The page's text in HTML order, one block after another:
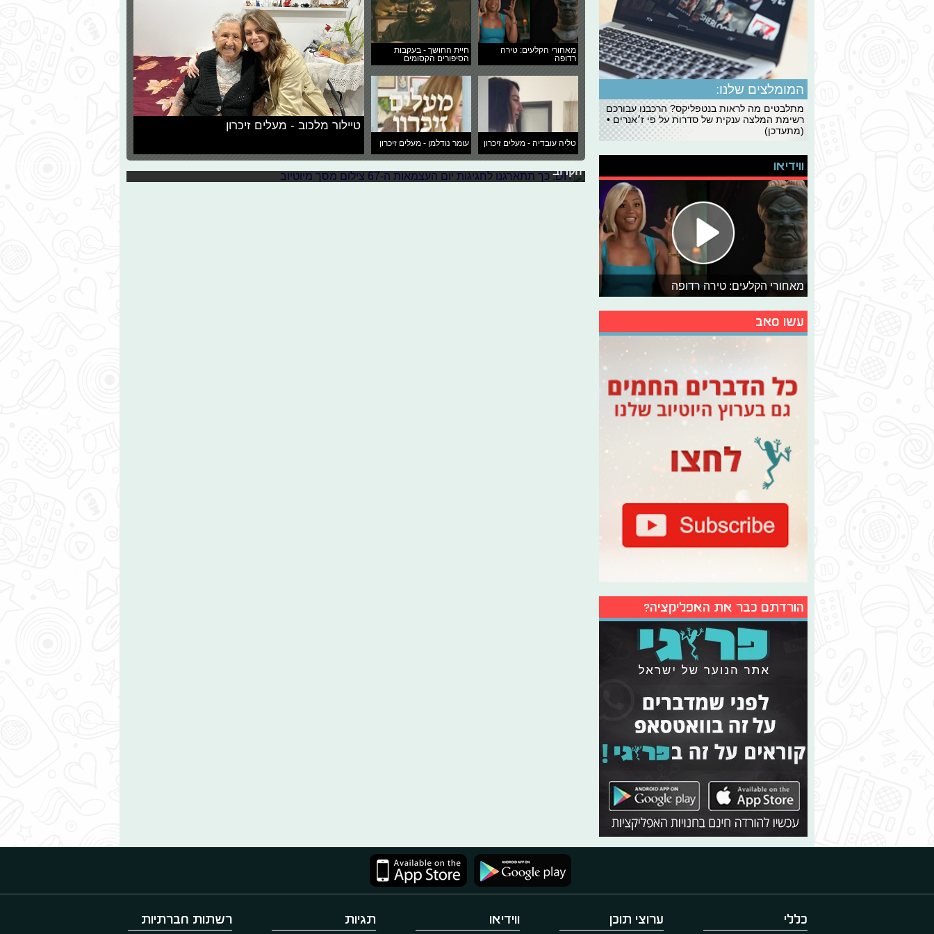
מאחורי הקלעים: טירה
רדופה
חיית החושך - בעקבות
הסיפורים הקסומים
טליה עובדיה - מעלים זיכרון עומר נודלמן - מעלים זיכרון
טיילור מלכוב - מעלים זיכרון
DIY: כך תתארגנו לחגיגות יום העצמאות ה-67
איך מתאפרים? איזה לק עושים? מה לובשים? אספנו לכם את כל סרטוני ה-DIY שיעזרו לכם בחג
הקרוב
המומלצים שלנו:
מתלבטים מה לראות בנטפליקס? הרכבנו עבורכם
רשימת המלצה ענקית של סדרות על פי ז׳אנרים •
(מתעדכן)
ווידיאו
מאחורי הקלעים: טירה רדופה
עשו סאב
הורדתם כבר את האפליקציה?
כללי ערוצי תוכן ווידיאו תגיות רשתות חברתיות